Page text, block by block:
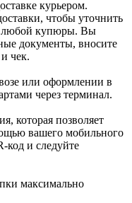
курьером.
чтобы уточнить
любой купюры. Вы
документы, вносите
чек.
или оформлении в
через терминал.
которая позволяет
вашего мобильного
код и следуйте
максимально